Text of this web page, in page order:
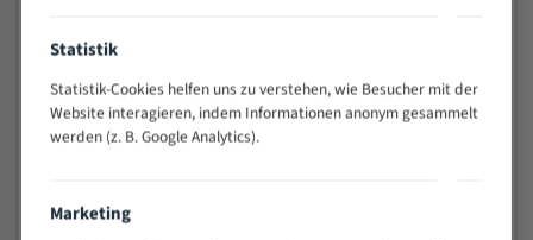
Vielseitiges Bandsägeblatt für verschiedenste
Anwendungen
Widerstandsfähig gegen Zahnbruch auch bei
schwierigen Werkstücken (Materialmischung,
wechselnde Verbindungslängen)
Äußerst verschleißfest
Statistik
Statistik-Cookies helfen uns zu verstehen, wie Besucher mit der
Website interagieren, indem Informationen anonym gesammelt
werden (z. B. Google Analytics).
Marketing